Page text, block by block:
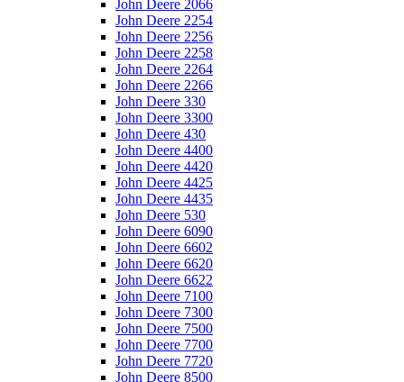
John Deere 2066
John Deere 2254
John Deere 2256
John Deere 2258
John Deere 2264
John Deere 2266
John Deere 330
John Deere 3300
John Deere 430
John Deere 4400
John Deere 4420
John Deere 4425
John Deere 4435
John Deere 530
John Deere 6090
John Deere 6602
John Deere 6620
John Deere 6622
John Deere 7100
John Deere 7300
John Deere 7500
John Deere 7700
John Deere 7720
John Deere 8500